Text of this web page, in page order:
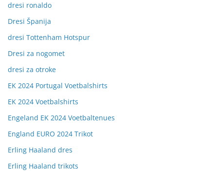
dresi ronaldo
Dresi Španija
dresi Tottenham Hotspur
Dresi za nogomet
dresi za otroke
EK 2024 Portugal Voetbalshirts
EK 2024 Voetbalshirts
Engeland EK 2024 Voetbaltenues
England EURO 2024 Trikot
Erling Haaland dres
Erling Haaland trikots